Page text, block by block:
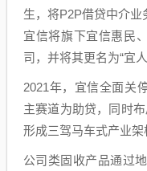
生，将P2P借贷中介业
宜信将旗下宜信惠民
司，并将其更名为“宜
2021年，宜信全面关
主赛道为助贷，同时布
形成三驾马车式产业架
公司类固收产品通过